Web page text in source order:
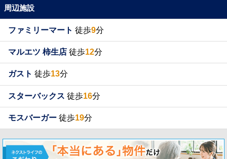
周辺施設
ファミリーマート 徒歩9分
マルエツ 柿生店 徒歩12分
ガスト 徒歩13分
スターバックス 徒歩16分
モスバーガー 徒歩19分